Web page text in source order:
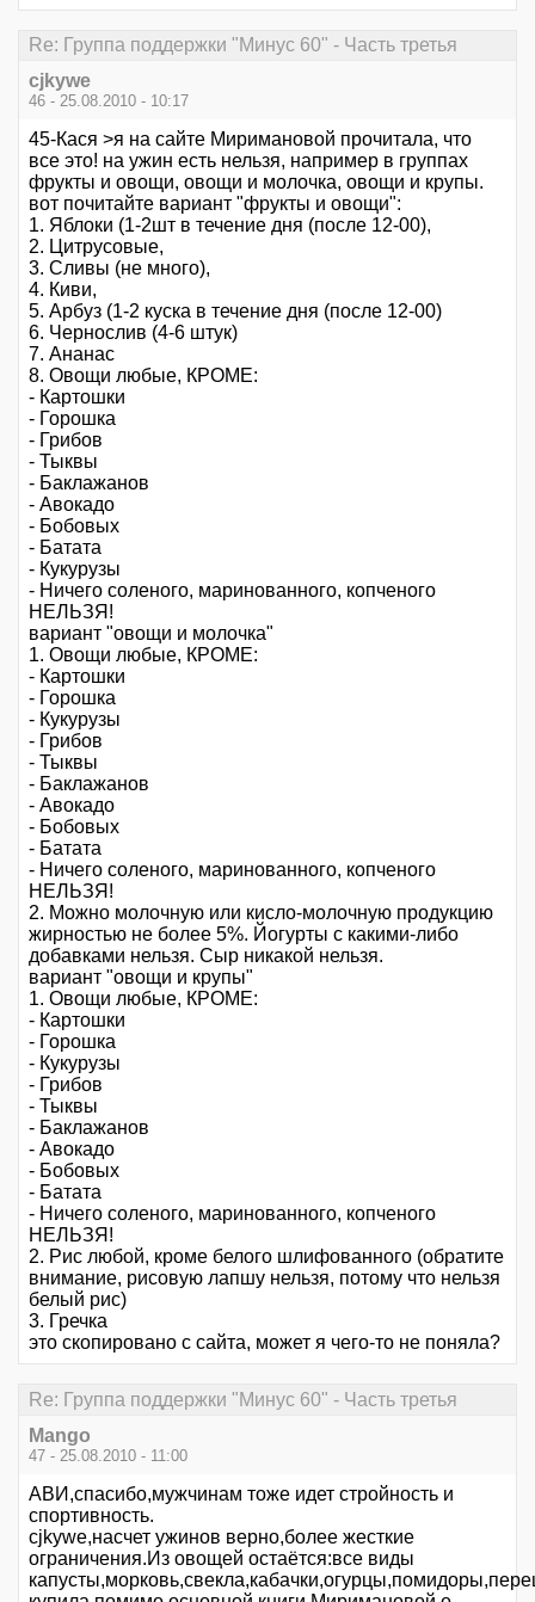
Re: Группа поддержки "Минус 60" - Часть третья
cjkywe
46 - 25.08.2010 - 10:17
45-Кася >я на сайте Миримановой прочитала, что
все это! на ужин есть нельзя, например в группах
фрукты и овощи, овощи и молочка, овощи и крупы.
вот почитайте вариант "фрукты и овощи":
1. Яблоки (1-2шт в течение дня (после 12-00),
2. Цитрусовые,
3. Сливы (не много),
4. Киви,
5. Арбуз (1-2 куска в течение дня (после 12-00)
6. Чернослив (4-6 штук)
7. Ананас
8. Овощи любые, КРОМЕ:
- Картошки
- Горошка
- Грибов
- Тыквы
- Баклажанов
- Авокадо
- Бобовых
- Батата
- Кукурузы
- Ничего соленого, маринованного, копченого
НЕЛЬЗЯ!
вариант "овощи и молочка"
1. Овощи любые, КРОМЕ:
- Картошки
- Горошка
- Кукурузы
- Грибов
- Тыквы
- Баклажанов
- Авокадо
- Бобовых
- Батата
- Ничего соленого, маринованного, копченого
НЕЛЬЗЯ!
2. Можно молочную или кисло-молочную продукцию
жирностью не более 5%. Йогурты с какими-либо
добавками нельзя. Сыр никакой нельзя.
вариант "овощи и крупы"
1. Овощи любые, КРОМЕ:
- Картошки
- Горошка
- Кукурузы
- Грибов
- Тыквы
- Баклажанов
- Авокадо
- Бобовых
- Батата
- Ничего соленого, маринованного, копченого
НЕЛЬЗЯ!
2. Рис любой, кроме белого шлифованного (обратите
внимание, рисовую лапшу нельзя, потому что нельзя
белый рис)
3. Гречка
это скопировано с сайта, может я чего-то не поняла?
Re: Группа поддержки "Минус 60" - Часть третья
Mango
47 - 25.08.2010 - 11:00
АВИ,спасибо,мужчинам тоже идет стройность и
спортивность.
cjkywe,насчет ужинов верно,более жесткие
ограничения.Из овощей остаётся:все виды